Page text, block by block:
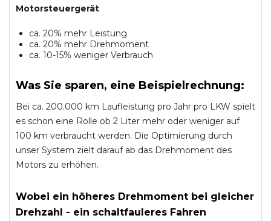
Motorsteuergerät
ca. 20% mehr Leistung
ca. 20% mehr Drehmoment
ca. 10-15% weniger Verbrauch
Was Sie sparen, eine Beispielrechnung:
Bei ca. 200.000 km Laufleistung pro Jahr pro LKW spielt
es schon eine Rolle ob 2 Liter mehr oder weniger auf
100 km verbraucht werden. Die Optimierung durch
unser System zielt darauf ab das Drehmoment des
Motors zu erhöhen.
Wobei ein höheres Drehmoment bei gleicher
Drehzahl - ein schaltfauleres Fahren